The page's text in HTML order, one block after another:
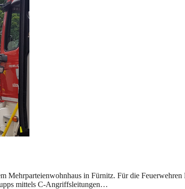
Mehrparteienwohnhaus in Fürnitz. Für die
mittels C-Angriffsleitungen…